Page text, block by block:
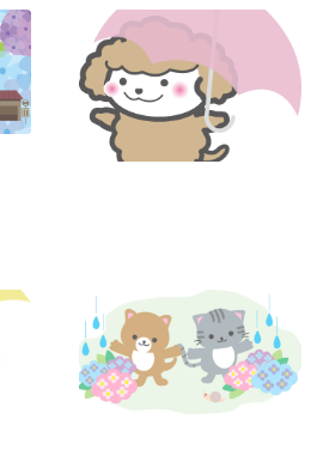

検索